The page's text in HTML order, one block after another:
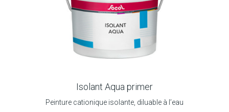
Isolant Aqua primer
Peinture cationique isolante, diluable à l’eau